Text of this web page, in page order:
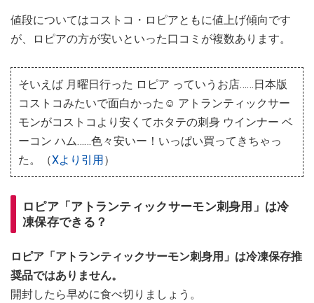
値段についてはコストコ・ロピアともに値上げ傾向です
が、ロピアの方が安いといった口コミが複数あります。
そいえば 月曜日行った ロピア っていうお店……日本版
コストコみたいで面白かった☺︎ アトランティックサー
モンがコストコより安くてホタテの刺身 ウインナー ベ
ーコン ハム……色々安いー！いっぱい買ってきちゃっ
た。（Xより引用）
ロピア「アトランティックサーモン刺身用」は冷
凍保存できる？
ロピア「アトランティックサーモン刺身用」は冷凍保存推
奨品ではありません。
開封したら早めに食べ切りましょう。